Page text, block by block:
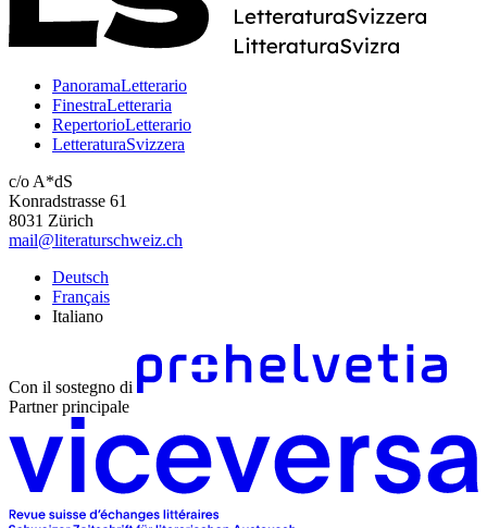
PanoramaLetterario
FinestraLetteraria
RepertorioLetterario
LetteraturaSvizzera
c/o A*dS
Konradstrasse 61
8031 Zürich
mail@literaturschweiz.ch
Deutsch
Français
Italiano
Con il sostegno di
Partner principale